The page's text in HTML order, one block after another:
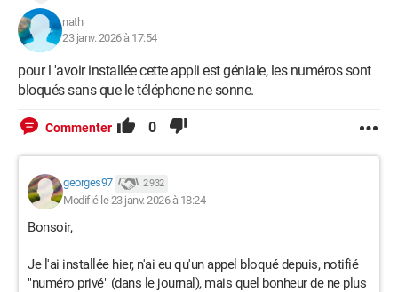
nath
23 janv. 2026 à 17:54
pour l 'avoir installée cette appli est géniale, les numéros sont
bloqués sans que le téléphone ne sonne.
Commenter 0
georges97 2 932
Modifié le 23 janv. 2026 à 18:24
Bonsoir,
Je l'ai installée hier, n'ai eu qu'un appel bloqué depuis, notifié
"numéro privé" (dans le journal), mais quel bonheur de ne plus